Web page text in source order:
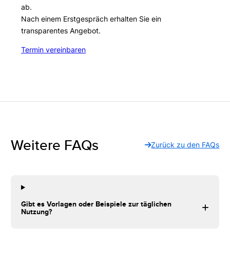
ab.
Nach einem Erstgespräch erhalten Sie ein
transparentes Angebot.
Termin vereinbaren
Weitere FAQs Zurück zu den FAQs
Gibt es Vorlagen oder Beispiele zur täglichen
Nutzung?